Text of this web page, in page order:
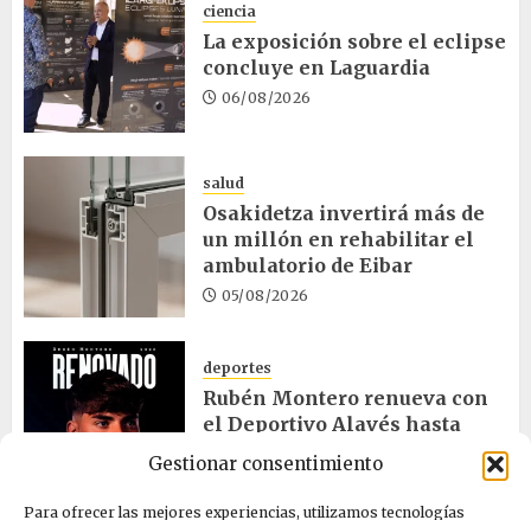
Gestionar consentimiento
Para ofrecer las mejores experiencias, utilizamos tecnologías
ciencia
La exposición sobre el eclipse
concluye en Laguardia
06/08/2026
salud
Osakidetza invertirá más de
un millón en rehabilitar el
ambulatorio de Eibar
05/08/2026
deportes
Rubén Montero renueva con
el Deportivo Alavés hasta